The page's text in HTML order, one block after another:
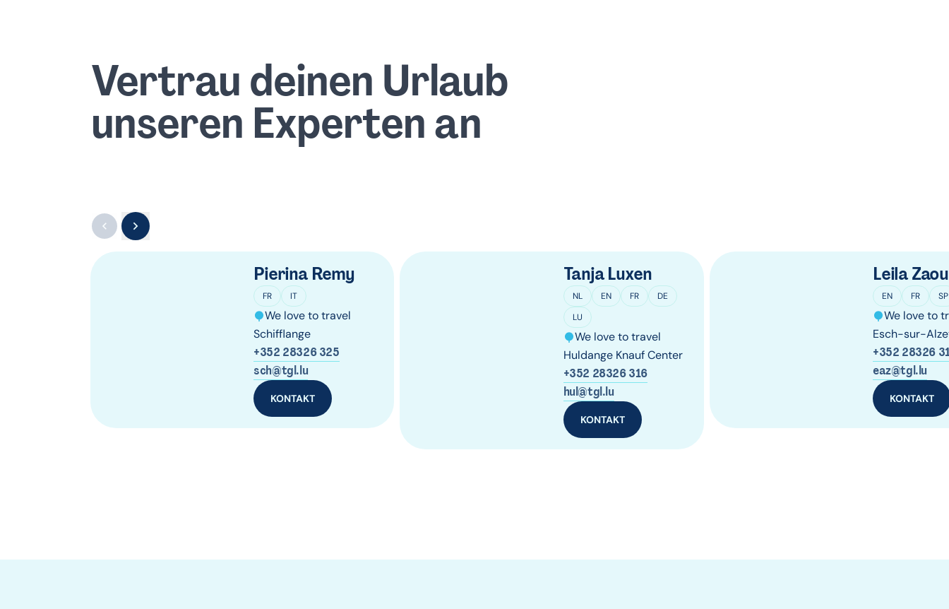
Vertrau deinen Urlaub
unseren Experten an
Pierina Remy
FR IT
We love to travel
Schifflange
+352 28326 325
sch@tgl.lu
KONTAKT
Tanja Luxen
NL EN FR
DE
LU
We love to travel
Huldange Knauf Center
+352 28326 316
hul@tgl.lu
KONTAKT
Leila
EN FR SP
We love to
Esch-sur-
+352 28326
eaz@tgl.lu
KONTAKT